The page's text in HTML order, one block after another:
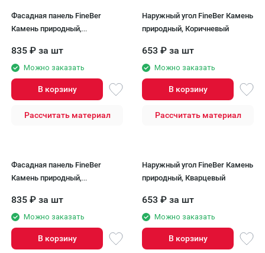
Фасадная панель FineBer
Камень природный,
835 ₽ за шт
Можно заказать
В корзину
Рассчитать материал
Наружный угол FineBer Камень
природный, Коричневый
653 ₽ за шт
Можно заказать
В корзину
Рассчитать материал
Фасадная панель FineBer
Камень природный,
835 ₽ за шт
Можно заказать
В корзину
Наружный угол FineBer Камень
природный, Кварцевый
653 ₽ за шт
Можно заказать
В корзину